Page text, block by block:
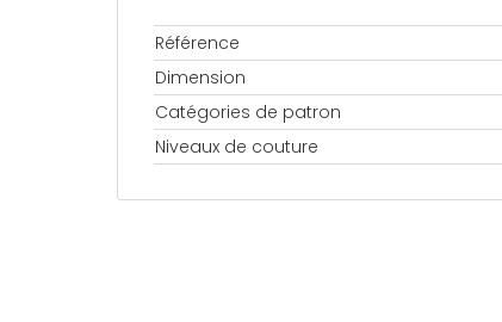
Référence
Dimension
Catégories de patron
Niveaux de couture